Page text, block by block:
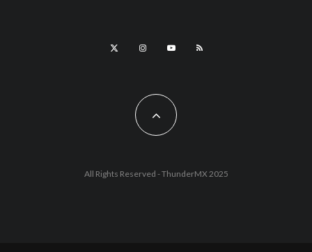
All Rights Reserved - ThunderMX 2025